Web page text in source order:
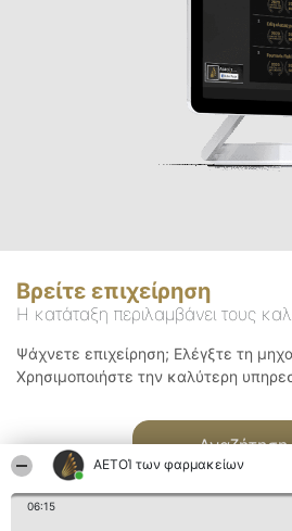
ΑΕΤΟΊ των φαρμακείων
06:15
Βρείτε επιχείρηση
Η κατάταξη περιλαμβάνει τους
Ψάχνετε επιχείρηση; Ελέγξτε τη
Χρησιμοποιήστε την καλύτερη
Αναζήτηση